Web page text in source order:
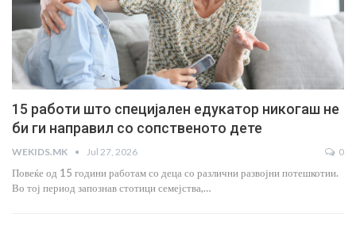
15 работи што специјален едукатор никогаш не
би ги направил со сопственото дете
WEKIDS.MK Jul 27, 2026 0
Повеќе од 15 години работам со деца со различни развојни потешкотии.
Во тој период запознав стотици семејства,…